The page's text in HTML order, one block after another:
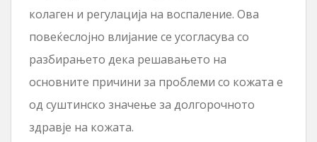
колаген и регулација на воспаление. Ова
повеќеслојно влијание се усогласува со
разбирањето дека решавањето на
основните причини за проблеми со кожата е
од суштинско значење за долгорочното
здравје на кожата.